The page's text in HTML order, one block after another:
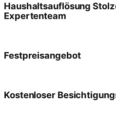
Haushaltsauflösung
Expertenteam
Festpreisangebot
Kostenloser